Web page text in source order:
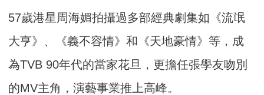
57歲港星周海媚拍攝過多部經典劇集如《流氓
大亨》、《義不容情》和《天地豪情》等，成
為TVB 90年代的當家花旦，更擔任張學友吻別
的MV主角，演藝事業推上高峰。